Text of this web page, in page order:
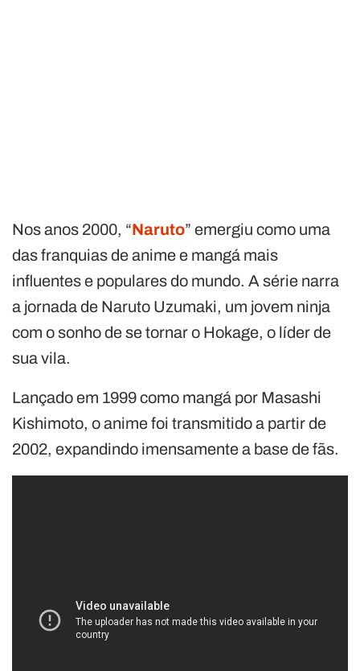
Nos anos 2000, “Naruto” emergiu como uma
das franquias de anime e mangá mais
influentes e populares do mundo. A série narra
a jornada de Naruto Uzumaki, um jovem ninja
com o sonho de se tornar o Hokage, o líder de
sua vila.
Lançado em 1999 como mangá por Masashi
Kishimoto, o anime foi transmitido a partir de
2002, expandindo imensamente a base de fãs.